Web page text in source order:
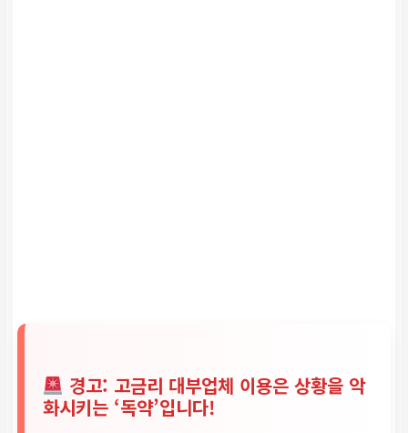
경고: 고금리 대부업체 이용은 상황을 악
화시키는 ‘독약’입니다!